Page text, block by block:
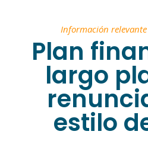
Información
Plan
largo
estilo